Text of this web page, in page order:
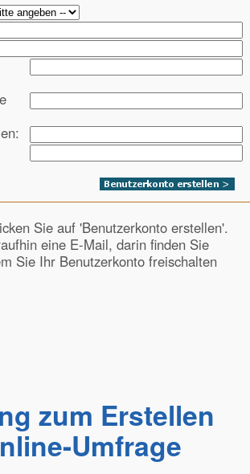
Sie auf 'Benutzerkonto erstellen'.
eine E-Mail, darin finden Sie
Sie Ihr Benutzerkonto freischalten
zum Erstellen
Umfrage